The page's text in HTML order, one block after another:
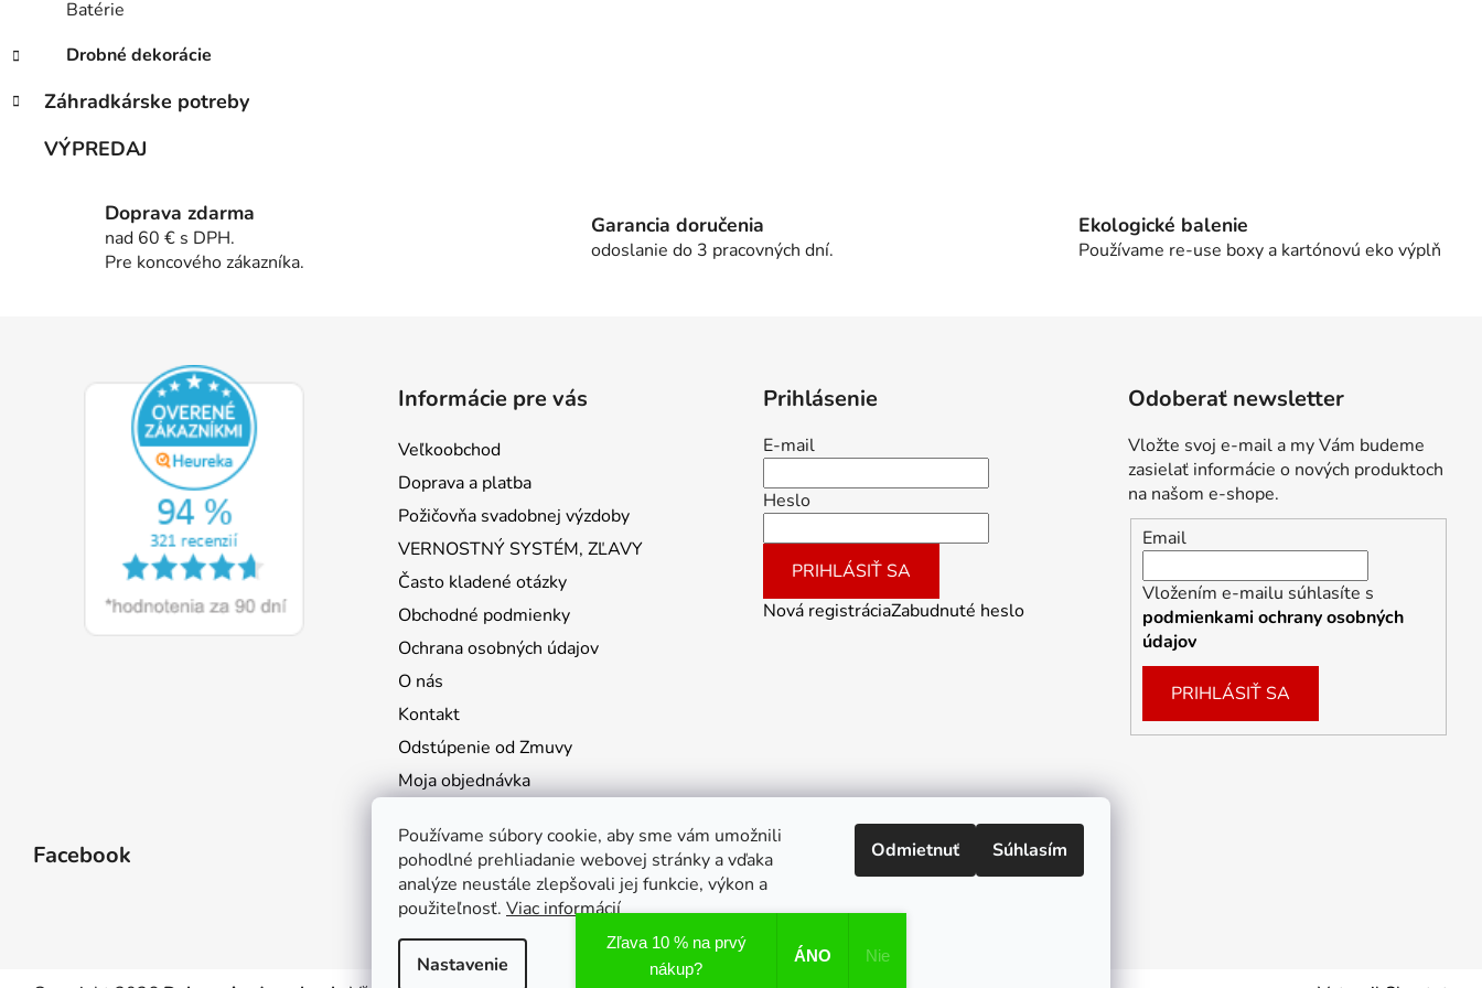
Používame súbory cookie, aby sme vám umožnili
pohodlné prehliadanie webovej stránky a vďaka
analýze neustále zlepšovali jej funkcie, výkon a
použiteľnosť. Viac informácií
Nastavenie
Odmietnuť Súhlasím
Batérie
Drobné dekorácie
Záhradkárske potreby
VÝPREDAJ
Doprava zdarma
nad 60 € s DPH.
Pre koncového zákazníka.
Garancia doručenia
odoslanie do 3 pracovných dní.
Ekologické balenie
Používame re-use boxy a kartónovú eko výplň
Informácie pre vás
Veľkoobchod
Doprava a platba
Požičovňa svadobnej výzdoby
VERNOSTNÝ SYSTÉM, ZĽAVY
Často kladené otázky
Obchodné podmienky
Ochrana osobných údajov
O nás
Kontakt
Odstúpenie od Zmuvy
Moja objednávka
Prihlásenie
E-mail
Heslo
PRIHLÁSIŤ SA
Nová registráciaZabudnuté heslo
Odoberať newsletter
Vložte svoj e-mail a my Vám budeme
zasielať informácie o nových produktoch
na našom e-shope.
Email
Vložením e-mailu súhlasíte s
podmienkami ochrany osobných
údajov
PRIHLÁSIŤ SA
Facebook
Zľava 10 % na prvý
nákup?
ÁNO Nie